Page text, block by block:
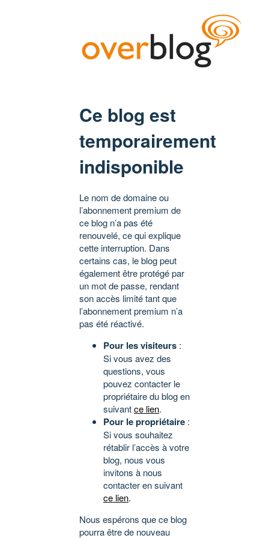
Ce blog est
temporairement
indisponible
Le nom de domaine ou
l’abonnement premium de
ce blog n’a pas été
renouvelé, ce qui explique
cette interruption. Dans
certains cas, le blog peut
également être protégé par
un mot de passe, rendant
son accès limité tant que
l’abonnement premium n’a
pas été réactivé.
Pour les visiteurs :
Si vous avez des
questions, vous
pouvez contacter le
propriétaire du blog en
suivantce lien.
Pour le propriétaire :
Si vous souhaitez
rétablir l’accès à votre
blog, nous vous
invitons à nous
contacter en suivant
ce lien.
Nous espérons que ce blog
pourra être de nouveau